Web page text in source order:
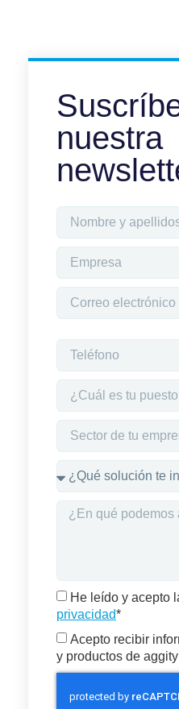
nuestra
He leído y acepto
privacidad*
Acepto recibir
y productos de aggity